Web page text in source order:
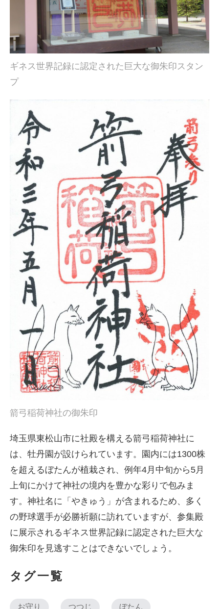
ギネス世界記録に認定された巨大な御朱印スタン
プ
箭弓稲荷神社の御朱印
埼玉県東松山市に社殿を構える箭弓稲荷神社に
は、牡丹園が設けられています。園内には1300株
を超えるぼたんが植栽され、例年4月中旬から5月
上旬にかけて神社の境内を豊かな彩りで包みま
す。神社名に「やきゅう」が含まれるため、多く
の野球選手が必勝祈願に訪れていますが、参集殿
に展示されるギネス世界記録に認定された巨大な
御朱印を見逃すことはできないでしょう。
タグ一覧
お守り つつじ ぼたん